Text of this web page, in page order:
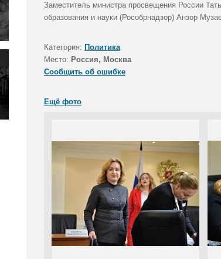
Заместитель министра просвещения России
образования и науки (Рособрнадзор) Анзор
Категория: Политика
Место: Россия, Москва
Сообщить об ошибке
Ещё фото